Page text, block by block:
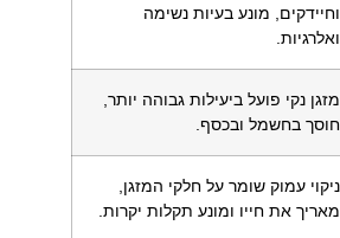
וחיידקים, מונע בעיות נשימה
ואלרגיות.
מזגן נקי פועל ביעילות גבוהה יותר,
חוסך בחשמל ובכסף.
ניקוי עמוק שומר על חלקי המזגן,
מאריך את חייו ומונע תקלות יקרות.